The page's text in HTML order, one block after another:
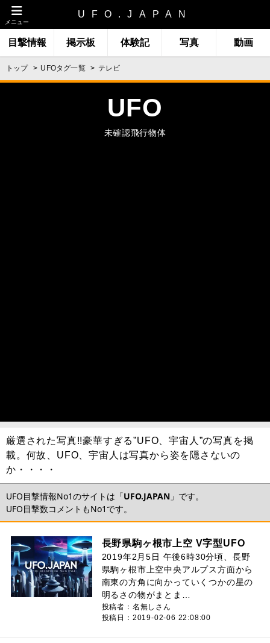
メニュー
UFO.JAPAN
目撃情報 掲示板 体験記 写真 動画
トップ UFOタグ一覧 テレビ
UFO
未確認飛行物体
厳選された写真!!豪華すぎる”UFO、宇宙人”の写真を掲
載。何故、UFO、宇宙人は写真から姿を隠さないの
か・・・・
UFO目撃情報No1のサイトは「UFO.JAPAN 」です。
UFO目撃数コメントもNo1です。
長野県駒ヶ根市上空 V字型UFO
2019年2月5日 午後6時30分頃、長野
県駒ヶ根市上空中央アルプス方面から
南東の方角に向かっていくつかの星の
明るさの物がまとま…
投稿者：名無しさん
投稿日：2019-02-06 22:08:00